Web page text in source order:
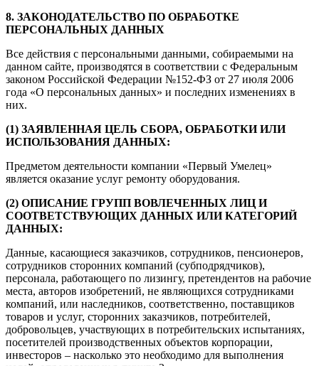
8. ЗАКОНОДАТЕЛЬСТВО ПО ОБРАБОТКЕ
ПЕРСОНАЛЬНЫХ ДАННЫХ
Все действия с персональными данными, собираемыми на
данном сайте, производятся в соответствии с Федеральным
законом Российской Федерации №152-ФЗ от 27 июля 2006
года «О персональных данных» и последних изменениях в
них.
(1) ЗАЯВЛЕННАЯ ЦЕЛЬ СБОРА, ОБРАБОТКИ ИЛИ
ИСПОЛЬЗОВАНИЯ ДАННЫХ:
Предметом деятельности компании «Первый Умелец»
является оказание услуг ремонту оборудования.
(2) ОПИСАНИЕ ГРУПП ВОВЛЕЧЕННЫХ ЛИЦ И
СООТВЕТСТВУЮЩИХ ДАННЫХ ИЛИ КАТЕГОРИЙ
ДАННЫХ:
Данные, касающиеся заказчиков, сотрудников, пенсионеров,
сотрудников сторонних компаний (субподрядчиков),
персонала, работающего по лизингу, претендентов на рабочие
места, авторов изобретений, не являющихся сотрудниками
компаний, или наследников, соответственно, поставщиков
товаров и услуг, сторонних заказчиков, потребителей,
добровольцев, участвующих в потребительских испытаниях,
посетителей производственных объектов корпорации,
инвесторов – насколько это необходимо для выполнения